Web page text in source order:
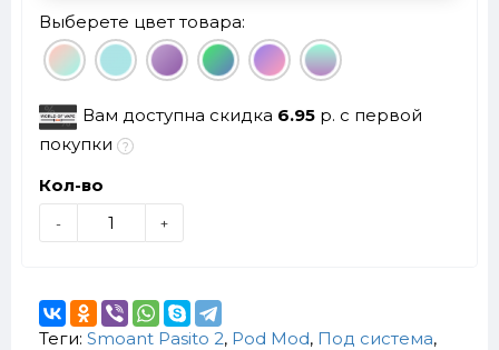
Выберете цвет товара:
Вам доступна скидка 6.95 р. с первой
покупки
Кол-во
- +
Теги: Smoant Pasito 2, Pod Mod, Под система,